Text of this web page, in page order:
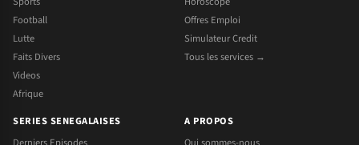
Football
Lutte
Faits Divers
Videos
Afrique
Offres Emploi
Simulateur Credit
Tous les services →
SERIES SENEGALAISES
A PROPOS